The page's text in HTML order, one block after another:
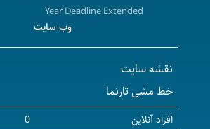
Year Deadline Extended
تمدید فراخوان همکاری دانشگاه
۲۰۲۷-۲۰۲۶ میلادی)
آگهی مزایده واگذاری محل داروخانه و
وب سایت
نقشه سایت
خط مشی تارنما
افراد آنلاین
0